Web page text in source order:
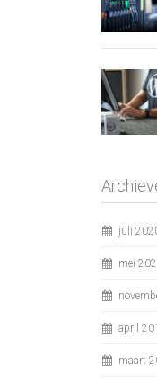
juli
mei
april
maart